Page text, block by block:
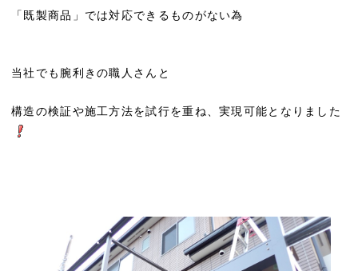
「既製商品」では対応できるものがない為
当社でも腕利きの職人さんと
構造の検証や施工方法を試行を重ね、実現可能となりました